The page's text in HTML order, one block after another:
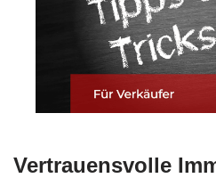
Vertrauensvolle